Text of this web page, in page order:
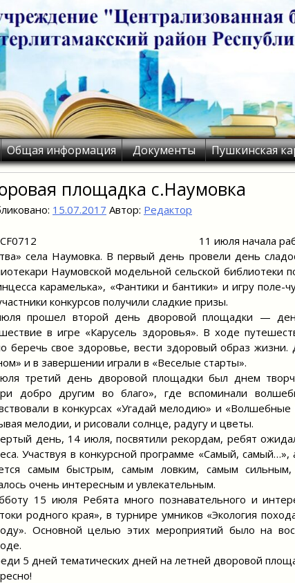
Общая информация Документы Пушкинская
площадка с.Наумовка
15.07.2017 Автор: Редактор
11 июля начала
села Наумовка. В первый день провели день
Наумовской модельной сельской библиотеки
карамелька», «Фантики и бантики» и игру поле-
конкурсов получили сладкие призы.
прошел второй день дворовой площадки —
в игре «Карусель здоровья». В ходе
беречь свое здоровье, вести здоровый образ
и в завершении играли в «Веселые старты».
третий день дворовой площадки был днем
добро другим во благо», где вспоминали
в конкурсах «Угадай мелодию» и
мелодии, и рисовали солнце, радугу и цветы.
день, 14 июля, посвятили рекордам, ребят
Участвуя в конкурсной программе «Самый,
самым быстрым, самым ловким, самым
очень интересным и увлекательным.
15 июля Ребята много познавательного и
родного края», в турнире умников «Экология
Основной целью этих мероприятий было на
5 дней тематических дней на летней дворовой